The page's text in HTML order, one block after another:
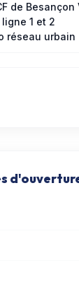
de Besançon
1 et 2
réseau urbain